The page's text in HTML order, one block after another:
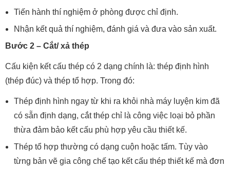
Tiến hành thí nghiệm ở phòng được chỉ định.
Nhận kết quả thí nghiệm, đánh giá và đưa vào sản xuất.
Bước 2 – Cắt/ xả thép
Cấu kiện kết cấu thép có 2 dạng chính là: thép định hình
(thép đúc) và thép tổ hợp. Trong đó:
Thép định hình ngay từ khi ra khỏi nhà máy luyện kim đã
có sẵn định dạng, cắt thép chỉ là công việc loại bỏ phần
thừa đảm bảo kết cấu phù hợp yêu cầu thiết kế.
Thép tổ hợp thường có dạng cuộn hoặc tấm. Tùy vào
từng bản vẽ gia công chế tạo kết cấu thép thiết kế mà đơn